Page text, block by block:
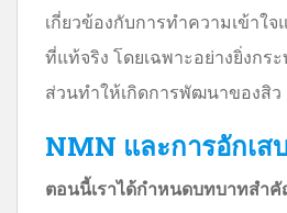
เกี่ยวข้องกับการทำความเข้าใ
ที่แท้จริง โดยเฉพาะอย่างยิ่งกร
ส่วนทำให้เกิดการพัฒนาของสิว
NMN และการอักเส
ตอนนี้เราได้กำหนดบทบาทสำ